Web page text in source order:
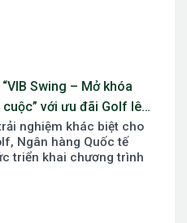
Swing – Mở khóa
với ưu đãi Golf lên
nghiệm khác biệt cho
Ngân hàng Quốc tế
triển khai chương trình